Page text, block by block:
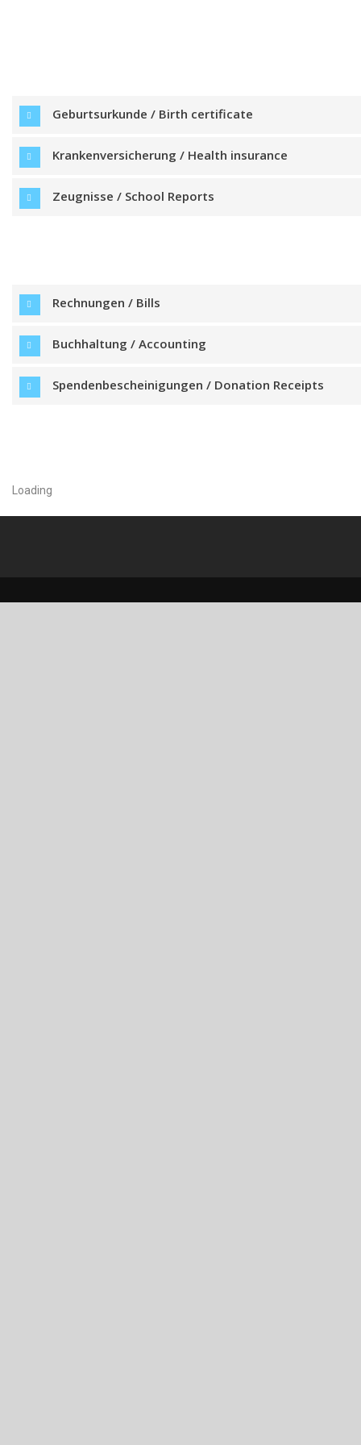
Geburtsurkunde / Birth certificate
Krankenversicherung / Health insurance
Zeugnisse / School Reports
Rechnungen / Bills
Buchhaltung / Accounting
Spendenbescheinigungen / Donation Receipts
Loading